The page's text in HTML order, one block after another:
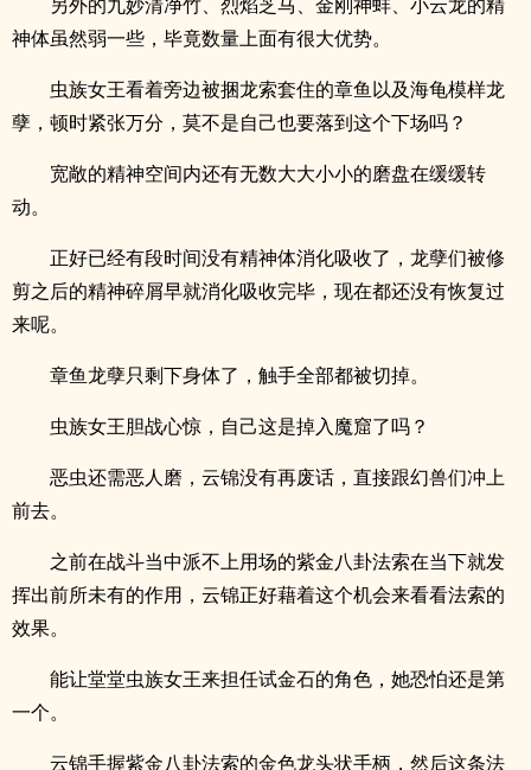
神体虽然弱一些，毕竟数量上面有很大优势。
虫族女王看着旁边被捆龙索套住的章鱼以及海龟模样龙
孽，顿时紧张万分，莫不是自己也要落到这个下场吗？
宽敞的精神空间内还有无数大大小小的磨盘在缓缓转
动。
正好已经有段时间没有精神体消化吸收了，龙孽们被修
剪之后的精神碎屑早就消化吸收完毕，现在都还没有恢复过
来呢。
章鱼龙孽只剩下身体了，触手全部都被切掉。
虫族女王胆战心惊，自己这是掉入魔窟了吗？
恶虫还需恶人磨，云锦没有再废话，直接跟幻兽们冲上
前去。
之前在战斗当中派不上用场的紫金八卦法索在当下就发
挥出前所未有的作用，云锦正好藉着这个机会来看看法索的
效果。
能让堂堂虫族女王来担任试金石的角色，她恐怕还是第
一个。
云锦手握紫金八卦法索的金色龙头状手柄，然后这条法